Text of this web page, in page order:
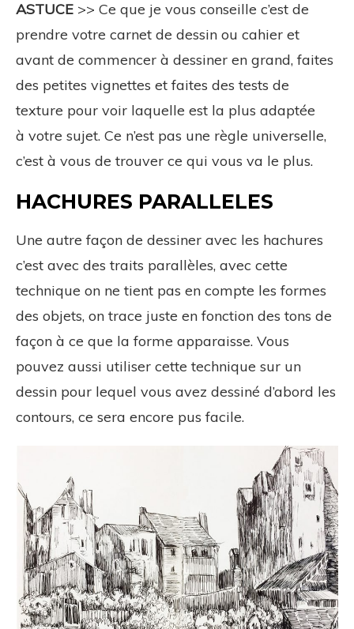
ASTUCE >> Ce que je vous conseille c’est de
prendre votre carnet de dessin ou cahier et
avant de commencer à dessiner en grand, faites
des petites vignettes et faites des tests de
texture pour voir laquelle est la plus adaptée
à votre sujet. Ce n’est pas une règle universelle,
c’est à vous de trouver ce qui vous va le plus.
HACHURES PARALLELES
Une autre façon de dessiner avec les hachures
c’est avec des traits parallèles, avec cette
technique on ne tient pas en compte les formes
des objets, on trace juste en fonction des tons de
façon à ce que la forme apparaisse. Vous
pouvez aussi utiliser cette technique sur un
dessin pour lequel vous avez dessiné d’abord les
contours, ce sera encore pus facile.